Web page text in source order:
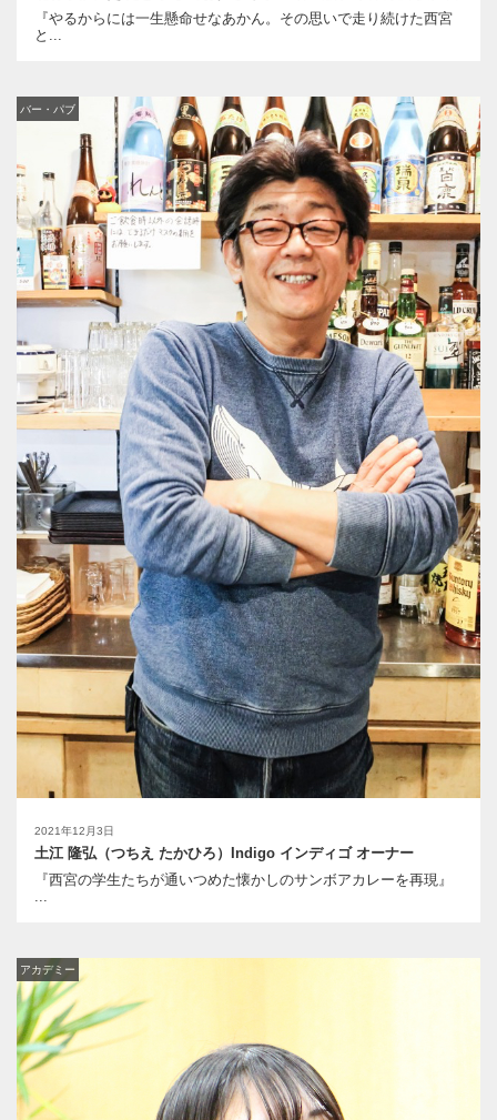
『やるからには一生懸命せなあかん。その思いで走り続けた西宮
と...
2021年12月3日
バー・パブ
土江 隆弘（つちえ たかひろ）Indigo インディゴ オーナー
『西宮の学生たちが通いつめた懐かしのサンボアカレーを再現』
アカデミー